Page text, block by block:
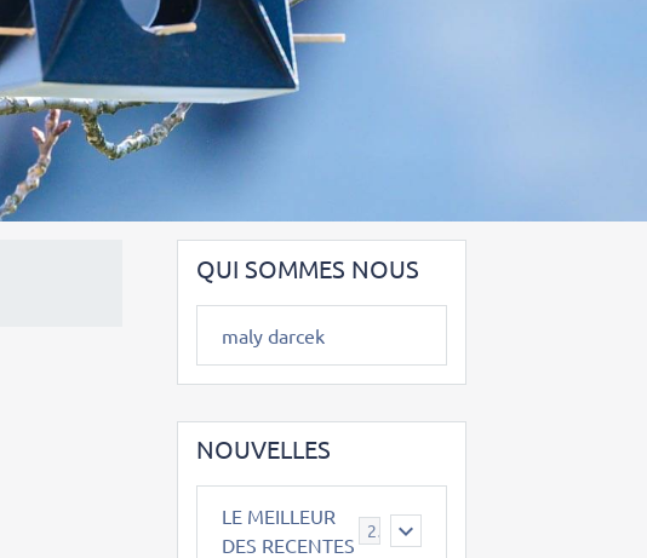
QUI SOMMES NOUS
maly darcek
NOUVELLES
LE MEILLEUR
DES RECENTES
2